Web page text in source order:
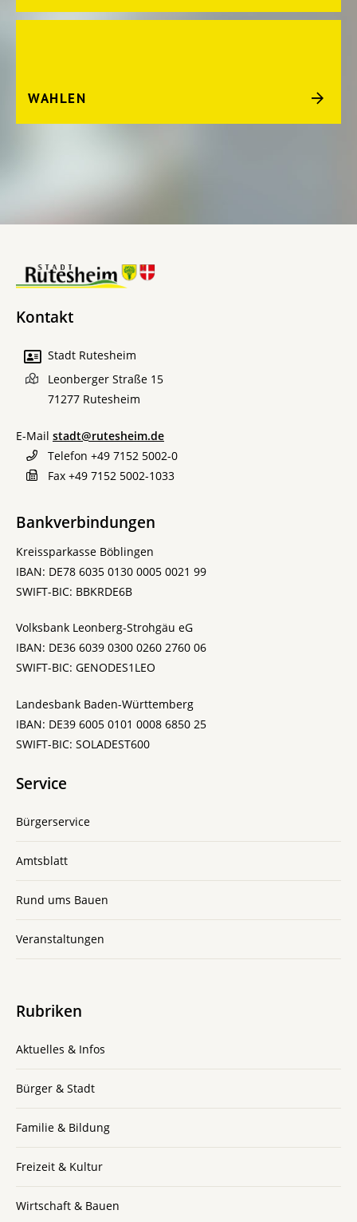
WAHLEN
Kontakt
Stadt Rutesheim
Leonberger Straße 15
71277 Rutesheim
E-Mail stadt@rutesheim.de
Telefon +49 7152 5002-0
Fax +49 7152 5002-1033
Bankverbindungen
Kreissparkasse Böblingen
IBAN: DE78 6035 0130 0005 0021 99
SWIFT-BIC: BBKRDE6B
Volksbank Leonberg-Strohgäu eG
IBAN: DE36 6039 0300 0260 2760 06
SWIFT-BIC: GENODES1LEO
Landesbank Baden-Württemberg
IBAN: DE39 6005 0101 0008 6850 25
SWIFT-BIC: SOLADEST600
Service
Bürgerservice
Amtsblatt
Rund ums Bauen
Veranstaltungen
Rubriken
Aktuelles & Infos
Bürger & Stadt
Familie & Bildung
Freizeit & Kultur
Wirtschaft & Bauen